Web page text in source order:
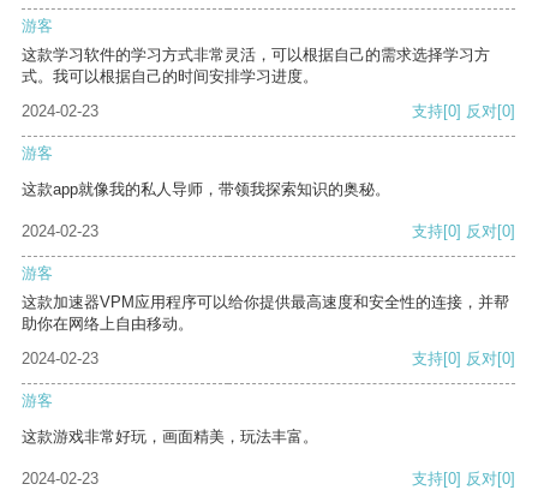
游客
这款学习软件的学习方式非常灵活，可以根据自己的需求选择学习方
式。我可以根据自己的时间安排学习进度。
2024-02-23
支持[0] 反对[0]
游客
这款app就像我的私人导师，带领我探索知识的奥秘。
2024-02-23 支持[0] 反对[0]
游客
这款加速器VPM应用程序可以给你提供最高速度和安全性的连接，并帮
助你在网络上自由移动。
2024-02-23
支持[0] 反对[0]
游客
这款游戏非常好玩，画面精美，玩法丰富。
2024-02-23 支持[0] 反对[0]